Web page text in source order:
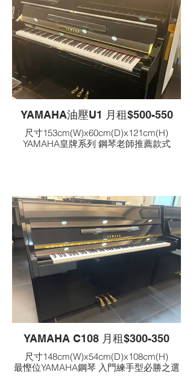
YAMAHA油壓U1 月租$500-550
尺寸153cm(W)x60cm(D)x121cm(H)
YAMAHA皇牌系列 鋼琴老師推薦款式
YAMAHA C108 月租$300-350
尺寸148cm(W)x54cm(D)x108cm(H)
最慳位YAMAHA鋼琴 入門練手型必勝之選